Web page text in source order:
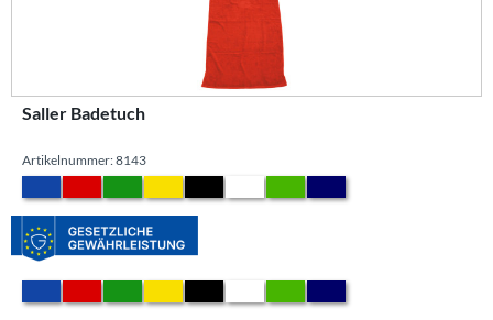
Saller Badetuch
Artikelnummer: 8143